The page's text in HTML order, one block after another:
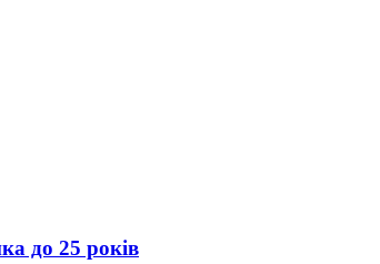
до 25 років